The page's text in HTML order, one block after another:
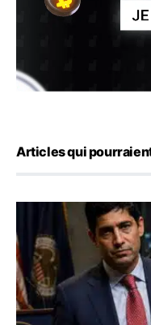
Articles qui
Emploi américain :